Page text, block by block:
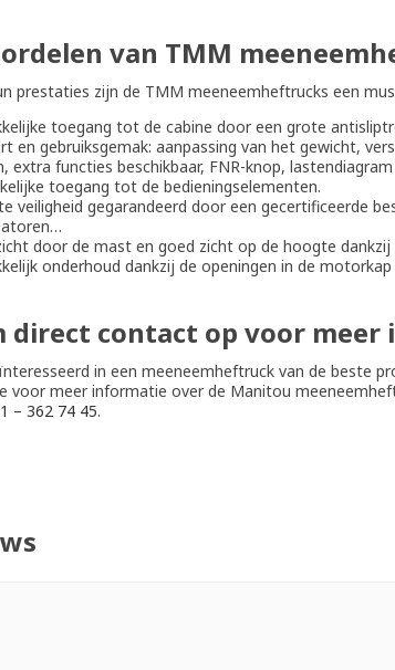
van TMM
prestaties zijn de TMM meeneemheftrucks een
toegang tot de cabine door een grote
en gebruiksgemak: aanpassing van het gewicht,
extra functies beschikbaar, FNR-knop,
toegang tot de bedieningselementen.
veiligheid gegarandeerd door een gecertificeerde
door de mast en goed zicht op de hoogte
onderhoud dankzij de openingen in de
direct contact op voor
in een meeneemheftruck van de beste
voor meer informatie over de Manitou
– 362 74 45.